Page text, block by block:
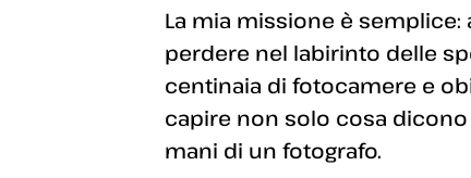
La mia missione è
perdere nel labirinto delle
centinaia di fotocamere e
capire non solo cosa
mani di un fotografo.